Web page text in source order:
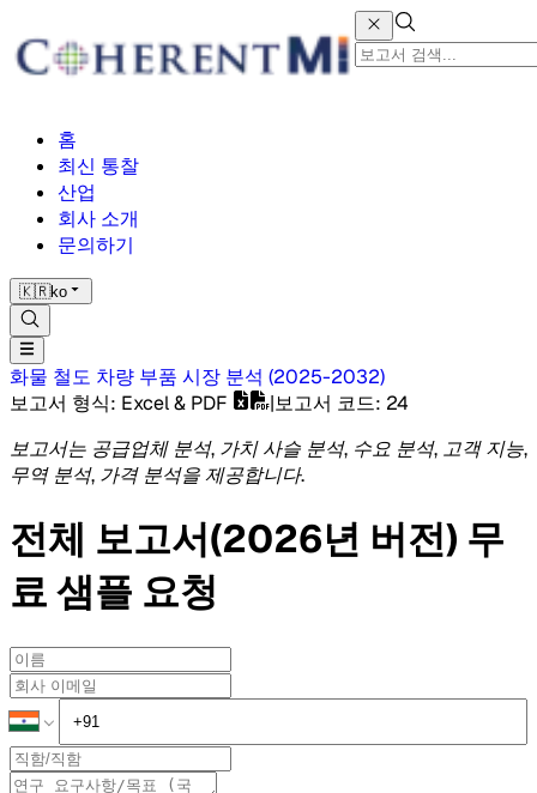
홈
최신 통찰
산업
회사 소개
문의하기
🇰🇷ko
화물 철도 차량 부품 시장 분석 (2025-2032)
보고서 형식: Excel & PDF |보고서 코드: 24
보고서는 공급업체 분석, 가치 사슬 분석, 수요 분석, 고객 지능,
무역 분석, 가격 분석을 제공합니다.
전체 보고서(2026년 버전) 무
료 샘플 요청